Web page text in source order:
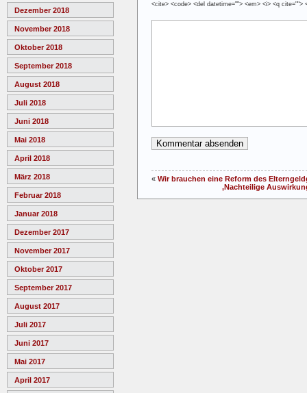
Dezember 2018
November 2018
Oktober 2018
September 2018
August 2018
Juli 2018
Juni 2018
Mai 2018
April 2018
März 2018
Februar 2018
Januar 2018
Dezember 2017
November 2017
Oktober 2017
September 2017
August 2017
Juli 2017
Juni 2017
Mai 2017
April 2017
<cite> <code> <del datetime=""> <em> <i> <q cite="">
« Wir brauchen eine Reform des
‚Nachteilige